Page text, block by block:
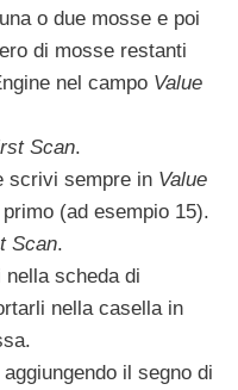
o due mosse e poi
di mosse restanti
nel campo Value
Scan.
scrivi sempre in Value
(ad esempio 15).
Scan.
nella scheda di
nella casella in
il segno di